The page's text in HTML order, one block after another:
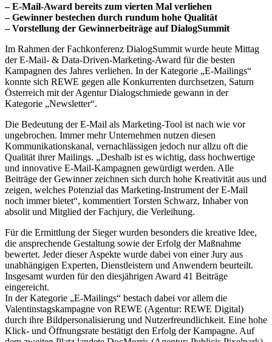
– E-Mail-Award bereits zum vierten Mal verliehen
– Gewinner bestechen durch rundum hohe Qualität
– Vorstellung der Gewinnerbeiträge auf DialogSummit
Im Rahmen der Fachkonferenz DialogSummit wurde heute Mittag
der E-Mail- & Data-Driven-Marketing-Award für die besten
Kampagnen des Jahres verliehen. In der Kategorie „E-Mailings“
konnte sich REWE gegen alle Konkurrenten durchsetzen, Saturn
Österreich mit der Agentur Dialogschmiede gewann in der
Kategorie „Newsletter“.
Die Bedeutung der E-Mail als Marketing-Tool ist nach wie vor
ungebrochen. Immer mehr Unternehmen nutzen diesen
Kommunikationskanal, vernachlässigen jedoch nur allzu oft die
Qualität ihrer Mailings. „Deshalb ist es wichtig, dass hochwertige
und innovative E-Mail-Kampagnen gewürdigt werden. Alle
Beiträge der Gewinner zeichnen sich durch hohe Kreativität aus und
zeigen, welches Potenzial das Marketing-Instrument der E-Mail
noch immer bietet“, kommentiert Torsten Schwarz, Inhaber von
absolit und Mitglied der Fachjury, die Verleihung.
Für die Ermittlung der Sieger wurden besonders die kreative Idee,
die ansprechende Gestaltung sowie der Erfolg der Maßnahme
bewertet. Jeder dieser Aspekte wurde dabei von einer Jury aus
unabhängigen Experten, Dienstleistern und Anwendern beurteilt.
Insgesamt wurden für den diesjährigen Award 41 Beiträge
eingereicht.
In der Kategorie „E-Mailings“ bestach dabei vor allem die
Valentinstagskampagne von REWE (Agentur: REWE Digital)
durch ihre Bildpersonalisierung und Nutzerfreundlichkeit. Eine hohe
Klick- und Öffnungsrate bestätigt den Erfolg der Kampagne. Auf